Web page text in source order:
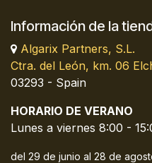
Información de la
Algarix Partners, S.L.
Ctra. del León, km. 06
03293 - Spain
HORARIO DE VERANO
Lunes a viernes 8:00 -
del 29 de junio al 28 de